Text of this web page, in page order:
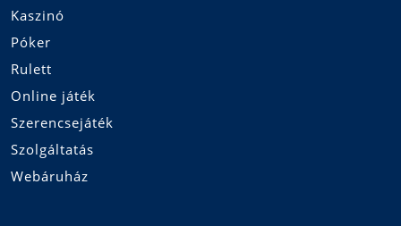
Kaszinó
Póker
Rulett
Online játék
Szerencsejáték
Szolgáltatás
Webáruház